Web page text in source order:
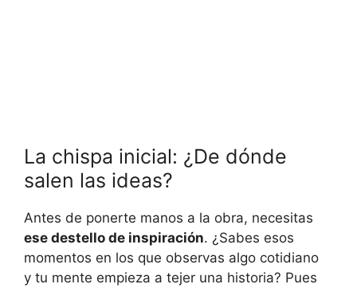
La ​chispa‍ inicial: ​¿De dónde
salen ⁤las⁢ ideas?
Antes de ⁣ponerte manos‍ a la⁣ obra, necesitas⁢
ese destello de​ inspiración.​ ¿Sabes esos
‍momentos‍ en ‌los‍ que observas algo cotidiano
y tu mente empieza a tejer una historia? Pues